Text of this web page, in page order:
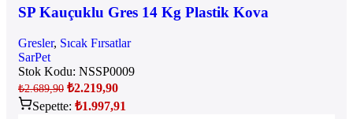
SP Kauçuklu Gres 14 Kg Plastik Kova
Gresler, Sıcak Fırsatlar
SarPet
Stok Kodu: NSSP0009
₺2.689,90 ₺2.219,90
Sepette: ₺1.997,91